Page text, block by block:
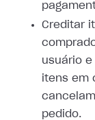
Creditar
usuário
itens em
pedido.